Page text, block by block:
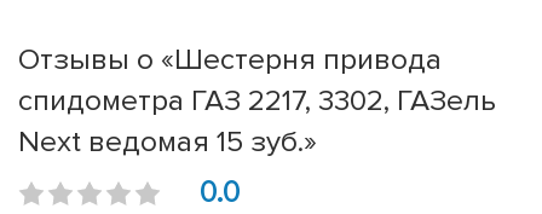
Отзывы о «Шестерня привода
спидометра ГАЗ 2217, 3302, ГАЗель
Next ведомая 15 зуб.»
0.0